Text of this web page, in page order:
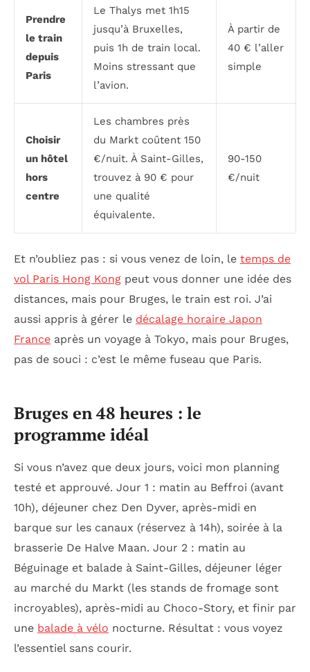
Prendre
le train
depuis
Paris
Le Thalys met 1h15
jusqu’à Bruxelles,
puis 1h de train local.
Moins stressant que
l’avion.
À partir de
40 € l’aller
simple
Choisir
un hôtel
hors
centre
Les chambres près
du Markt coûtent 150
€/nuit. À Saint-Gilles,
trouvez à 90 € pour
une qualité
équivalente.
90-150
€/nuit
Et n’oubliez pas : si vous venez de loin, le temps de
vol Paris Hong Kong peut vous donner une idée des
distances, mais pour Bruges, le train est roi. J’ai
aussi appris à gérer le décalage horaire Japon
France après un voyage à Tokyo, mais pour Bruges,
pas de souci : c’est le même fuseau que Paris.
Bruges en 48 heures : le
programme idéal
Si vous n’avez que deux jours, voici mon planning
testé et approuvé. Jour 1 : matin au Beffroi (avant
10h), déjeuner chez Den Dyver, après-midi en
barque sur les canaux (réservez à 14h), soirée à la
brasserie De Halve Maan. Jour 2 : matin au
Béguinage et balade à Saint-Gilles, déjeuner léger
au marché du Markt (les stands de fromage sont
incroyables), après-midi au Choco-Story, et finir par
une balade à vélo nocturne. Résultat : vous voyez
l’essentiel sans courir.